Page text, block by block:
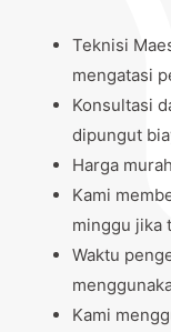
Teknisi
mengatasi
Konsultasi
dipungut
Harga
Kami
minggu jika
Waktu
Kami